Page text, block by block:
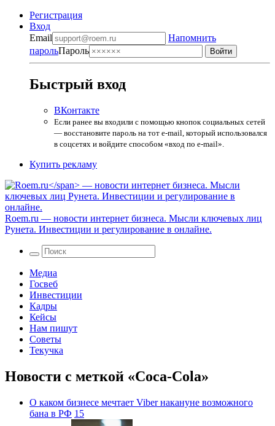
Регистрация
Вход
Email
Напомнить
парольПароль
Быстрый вход
ВКонтакте
Если ранее вы входили с помощью кнопок социальных сетей
— восстановите пароль на тот e-mail, который использовался
в соцсетях и войдите способом «вход по e-mail».
Купить рекламу
Roem.ru — новости интернет бизнеса. Мысли ключевых лиц
Рунета. Инвестиции и регулирование в онлайне.
Медиа
Госвеб
Инвестиции
Кадры
Кейсы
Нам пишут
Советы
Текучка
Новости с меткой «Coca-Cola»
О каком бизнесе мечтает Viber накануне возможного
бана в РФ 15